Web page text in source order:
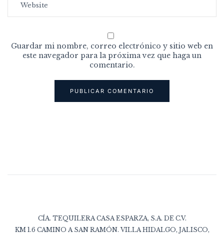
Guardar mi nombre, correo electrónico y sitio web en
este navegador para la próxima vez que haga un
comentario.
CÍA. TEQUILERA CASA ESPARZA, S.A. DE C.V.
KM 1.6 CAMINO A SAN RAMÓN. VILLA HIDALGO, JALISCO,